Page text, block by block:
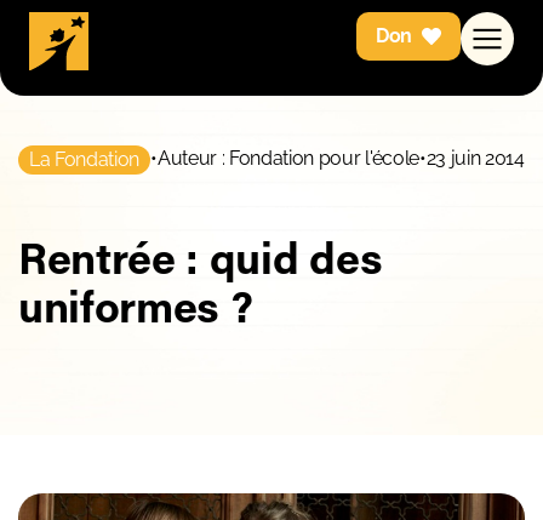
Don
La Fondation •Auteur : Fondation pour l'école•23 juin 2014
Rentrée : quid des
uniformes ?